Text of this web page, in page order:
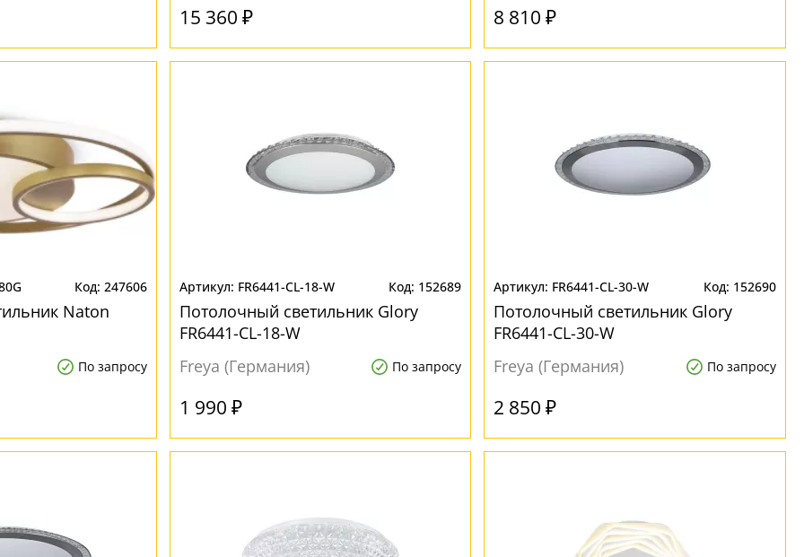
15 360 ₽ 8 810 ₽
247606
Naton
По запросу
FR6441-CL-18-W 152689
Потолочный светильник Glory
FR6441-CL-18-W
Freya (Германия)
По запросу
1 990 ₽
FR6441-CL-30-W 152690
Потолочный светильник Glory
FR6441-CL-30-W
Freya (Германия)
По запросу
2 850 ₽